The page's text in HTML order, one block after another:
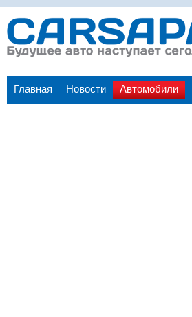
Главная Новости Автомобили